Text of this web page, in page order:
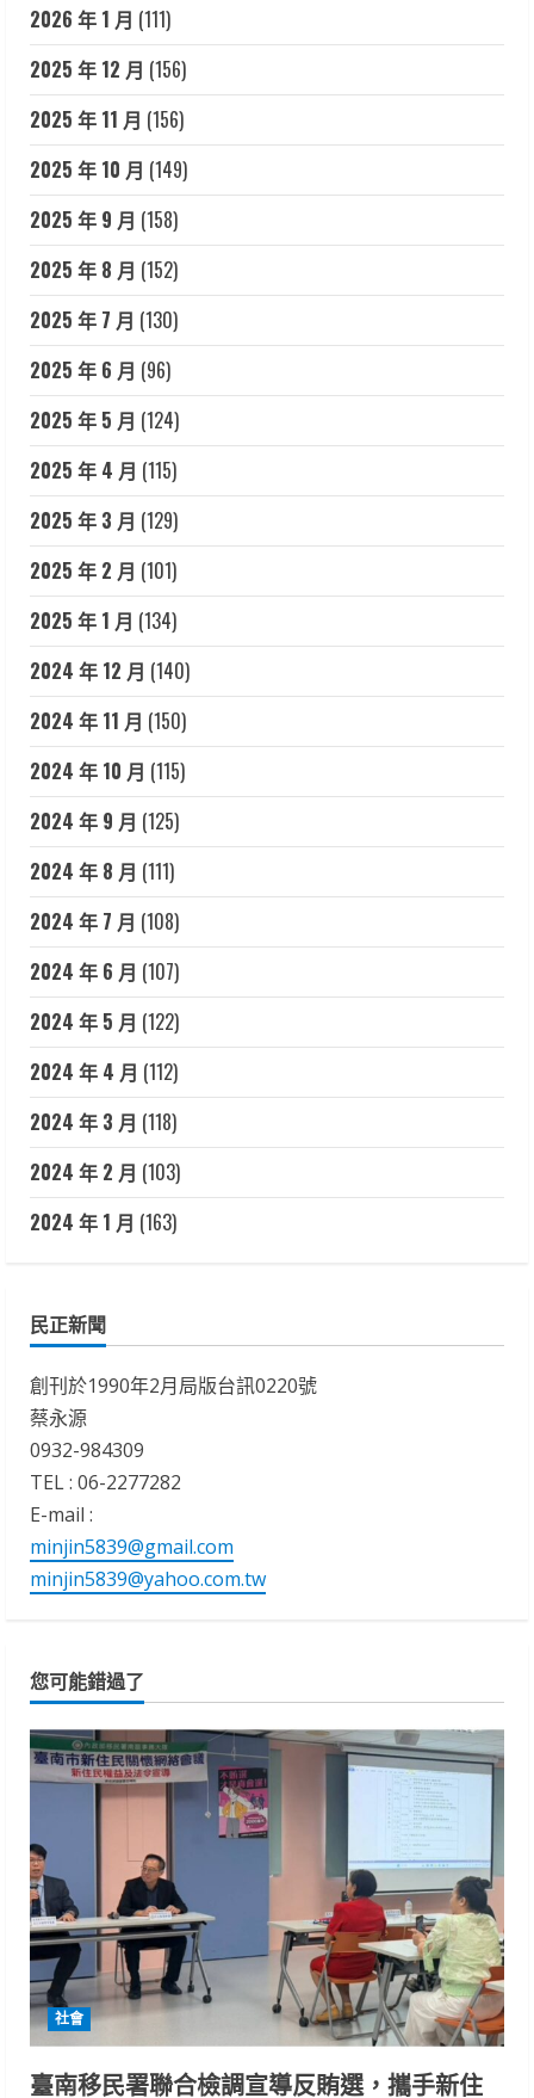
2026 年 1 月 (111)
2025 年 12 月 (156)
2025 年 11 月 (156)
2025 年 10 月 (149)
2025 年 9 月 (158)
2025 年 8 月 (152)
2025 年 7 月 (130)
2025 年 6 月 (96)
2025 年 5 月 (124)
2025 年 4 月 (115)
2025 年 3 月 (129)
2025 年 2 月 (101)
2025 年 1 月 (134)
2024 年 12 月 (140)
2024 年 11 月 (150)
2024 年 10 月 (115)
2024 年 9 月 (125)
2024 年 8 月 (111)
2024 年 7 月 (108)
2024 年 6 月 (107)
2024 年 5 月 (122)
2024 年 4 月 (112)
2024 年 3 月 (118)
2024 年 2 月 (103)
2024 年 1 月 (163)
民正新聞
創刊於1990年2月局版台訊0220號
蔡永源
0932-984309
TEL : 06-2277282
E-mail :
minjin5839@gmail.com
minjin5839@yahoo.com.tw
您可能錯過了
社會
臺南移民署聯合檢調宣導反賄選，攜手新住